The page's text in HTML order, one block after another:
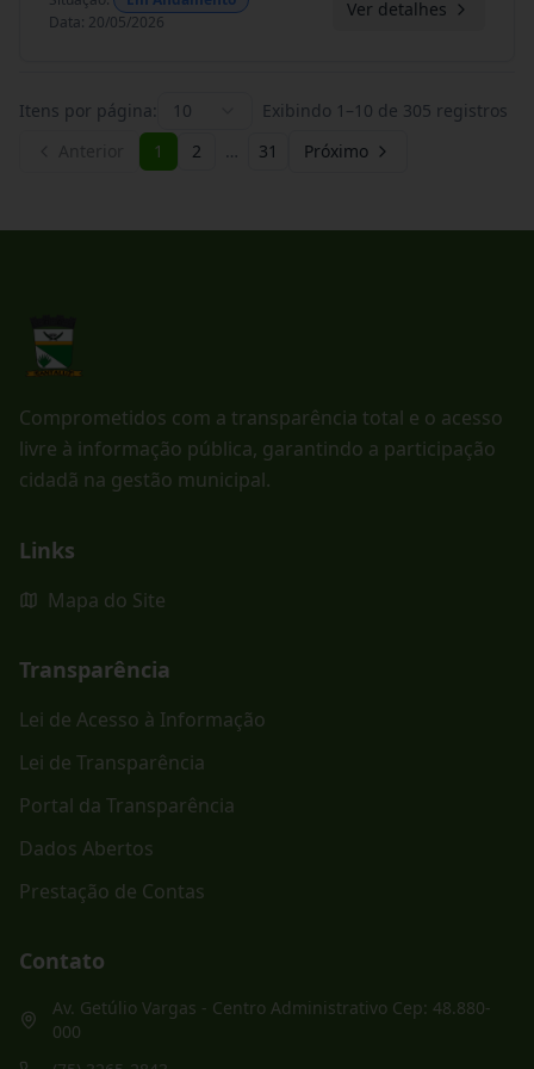
Data: 20/05/2026
Ver detalhes
Itens por página: 10 Exibindo 1 –10 de 305 registros
1 2 … 31 Próximo
Comprometidos com a transparência total e o acesso
livre à informação pública, garantindo a participação
cidadã na gestão municipal.
Links
Mapa do Site
Transparência
Lei de Acesso à Informação
Lei de Transparência
Portal da Transparência
Dados Abertos
Prestação de Contas
Contato
Av. Getúlio Vargas - Centro Administrativo Cep: 48.880-
000